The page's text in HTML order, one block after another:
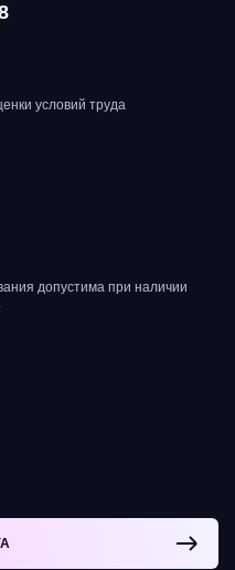
условий труда
допустима при наличии